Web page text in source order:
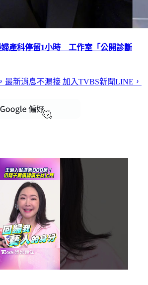
產科停留1小時 工作室「公開診斷
最新消息不漏接